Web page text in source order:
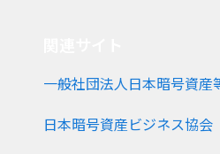
一般社団法人日本暗号資産
日本暗号資産ビジネス協会